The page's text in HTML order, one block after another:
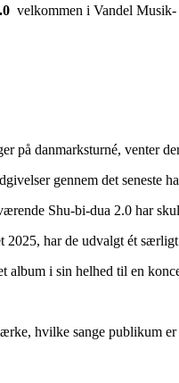
velkommen i Vandel
på danmarksturné, venter
gennem det seneste
Shu-bi-dua 2.0 har
2025, har de udvalgt ét
album i sin helhed til en
hvilke sange publikum